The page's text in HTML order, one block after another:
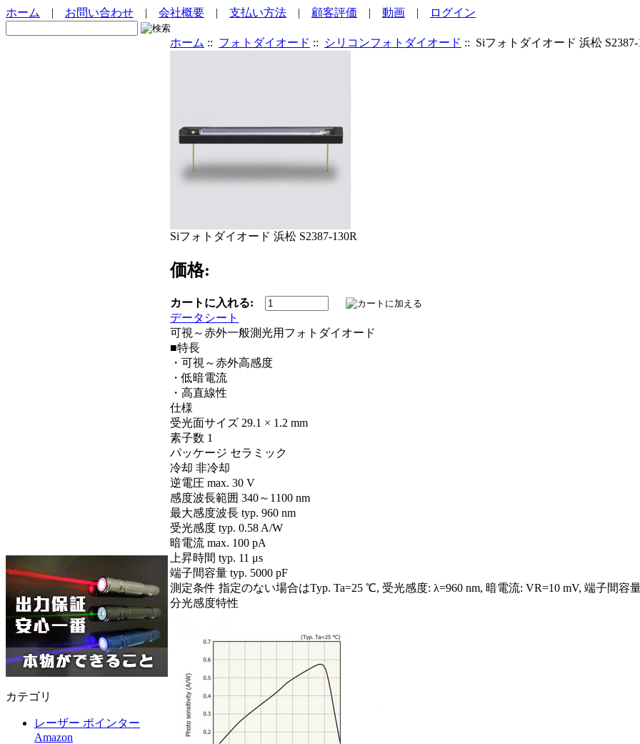
ホーム | お問い合わせ | 会社概要 | 支払い方法 | 顧客評価 | 動画 | ログイン
カテゴリ
レーザー ポインター
Amazon
ホーム :: フォトダイオード :: シリコンフォトダイオード :: Siフォトダイオード 浜松 S2387-
Siフォトダイオード 浜松 S2387-130R
価格:
カートに入れる:
データシート
可視～赤外一般測光用フォトダイオード
■特長
・可視～赤外高感度
・低暗電流
・高直線性
仕様
受光面サイズ 29.1 × 1.2 mm
素子数 1
パッケージ セラミック
冷却 非冷却
逆電圧 max. 30 V
感度波長範囲 340～1100 nm
最大感度波長 typ. 960 nm
受光感度 typ. 0.58 A/W
暗電流 max. 100 pA
上昇時間 typ. 11 μs
端子間容量 typ. 5000 pF
測定条件 指定のない場合はTyp. Ta=25 ℃, 受光感度: λ=960 nm, 暗電流: VR=10 mV, 端子間容
分光感度特性